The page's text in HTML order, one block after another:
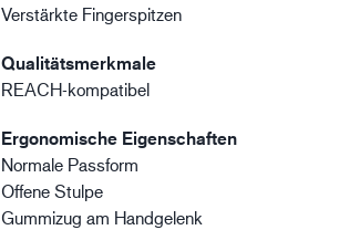
Verstärkte Fingerspitzen
Qualitätsmerkmale
REACH-kompatibel
Ergonomische Eigenschaften
Normale Passform
Offene Stulpe
Gummizug am Handgelenk